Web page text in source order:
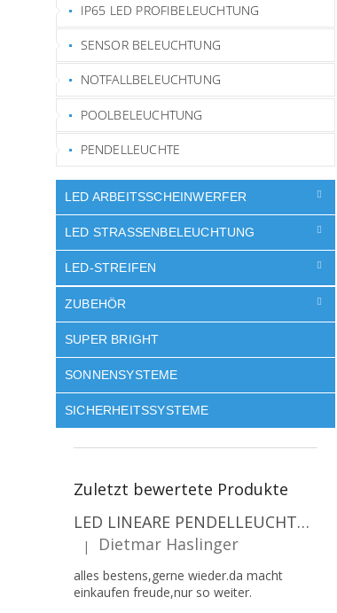
IP65 LED PROFIBELEUCHTUNG
SENSOR BELEUCHTUNG
NOTFALLBELEUCHTUNG
POOLBELEUCHTUNG
PENDELLEUCHTE
LED ARBEITSSCHEINWERFER
LED STRASSENBELEUCHTUNG
LED-STREIFEN
ZUBEHÖR
SUPER BRIGHT
SONNENSYSTEME
SICHERHEITSSYSTEME
Zuletzt bewertete Produkte
LED LINEARE PENDELLEUCHTE EXECULINE 120CM, 30W, 3750LM, 96°, 4000K, IP20, WEISS [207806]
Die Produktbewertung beträgt 5 von 5 Sternen.
| Dietmar Haslinger
alles bestens,gerne wieder.da macht
einkaufen freude,nur so weiter.